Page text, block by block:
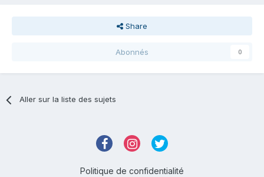
Share
Abonnés 0
Aller sur la liste des sujets
Politique de confidentialité